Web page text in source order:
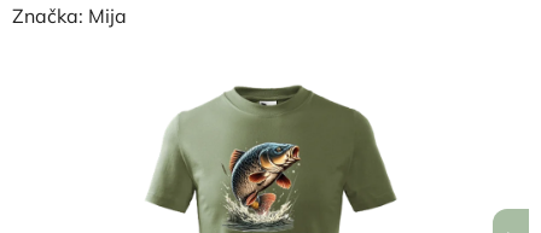
hodnotenie
Značka: Mija